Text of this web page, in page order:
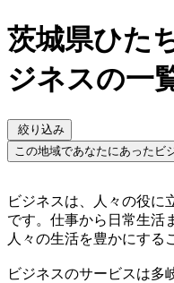
茨城県ひた
ジネスの一
絞り込み
この地域であなたにあったビ
ビジネスは、人々の役に
です。仕事から日常生活
人々の生活を豊かにする
ビジネスのサービスは多